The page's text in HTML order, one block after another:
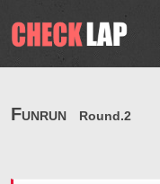
FUNRUN Round.2